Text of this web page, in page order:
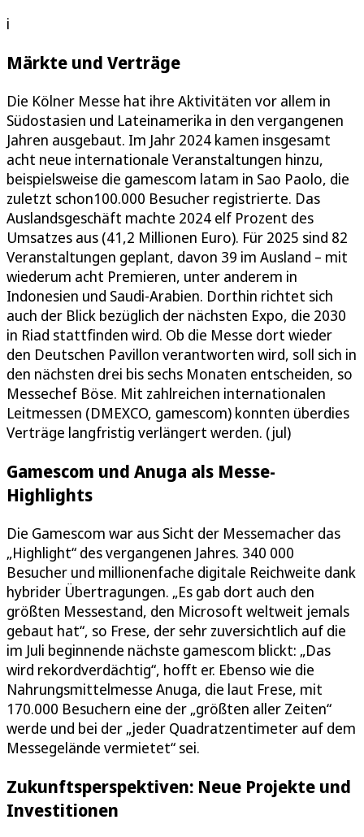
i
Märkte und Verträge
Die Kölner Messe hat ihre Aktivitäten vor allem in
Südostasien und Lateinamerika in den vergangenen
Jahren ausgebaut. Im Jahr 2024 kamen insgesamt
acht neue internationale Veranstaltungen hinzu,
beispielsweise die gamescom latam in Sao Paolo, die
zuletzt schon100.000 Besucher registrierte. Das
Auslandsgeschäft machte 2024 elf Prozent des
Umsatzes aus (41,2 Millionen Euro). Für 2025 sind 82
Veranstaltungen geplant, davon 39 im Ausland – mit
wiederum acht Premieren, unter anderem in
Indonesien und Saudi-Arabien. Dorthin richtet sich
auch der Blick bezüglich der nächsten Expo, die 2030
in Riad stattfinden wird. Ob die Messe dort wieder
den Deutschen Pavillon verantworten wird, soll sich in
den nächsten drei bis sechs Monaten entscheiden, so
Messechef Böse. Mit zahlreichen internationalen
Leitmessen (DMEXCO, gamescom) konnten überdies
Verträge langfristig verlängert werden. (jul)
Gamescom und Anuga als Messe-
Highlights
Die Gamescom war aus Sicht der Messemacher das
„Highlight“ des vergangenen Jahres. 340 000
Besucher und millionenfache digitale Reichweite dank
hybrider Übertragungen. „Es gab dort auch den
größten Messestand, den Microsoft weltweit jemals
gebaut hat“, so Frese, der sehr zuversichtlich auf die
im Juli beginnende nächste gamescom blickt: „Das
wird rekordverdächtig“, hofft er. Ebenso wie die
Nahrungsmittelmesse Anuga, die laut Frese, mit
170.000 Besuchern eine der „größten aller Zeiten“
werde und bei der „jeder Quadratzentimeter auf dem
Messegelände vermietet“ sei.
Zukunftsperspektiven: Neue Projekte und
Investitionen